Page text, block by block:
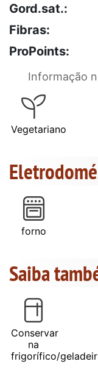
Gord.sat.:
Fibras:
ProPoints:
Informação
Vegetariano
forno
Saiba
Conservar
na
frigorífico/